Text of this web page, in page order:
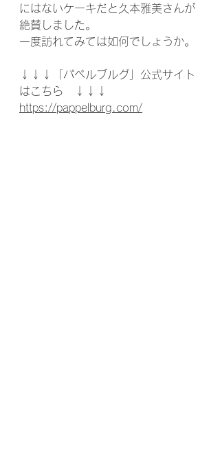
にはないケーキだと久本雅美さんが
絶賛しました。
一度訪れてみては如何でしょうか。
↓↓↓「パペルブルグ」公式サイト
はこちら　↓↓↓
https://pappelburg.com/